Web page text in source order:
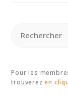
Pour les
trouverezen